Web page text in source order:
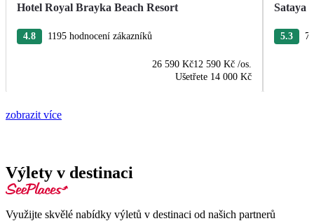
Hotel Royal Brayka Beach Resort
4.8 1195 hodnocení zákazníků
26 590 Kč12 590 Kč /os.
Ušetřete 14 000 Kč
Sataya
5.3
zobrazit více
Výlety v destinaci
Využijte skvělé nabídky výletů v destinaci od našich partnerů